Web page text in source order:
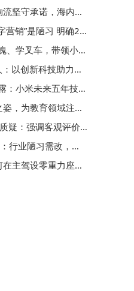
配送不停歇，科技助力更省心
确2026年小米汽车交付目标
领小米汽车冲刺55万交付量
力企业跨境社交营销新飞跃
年技术研发将加码2000亿
域注入创新活力与变革动力
澄清法务谣言，畅谈小米未来规划
小米将倾听意见持续完善
力座椅，主打驾驶者体验